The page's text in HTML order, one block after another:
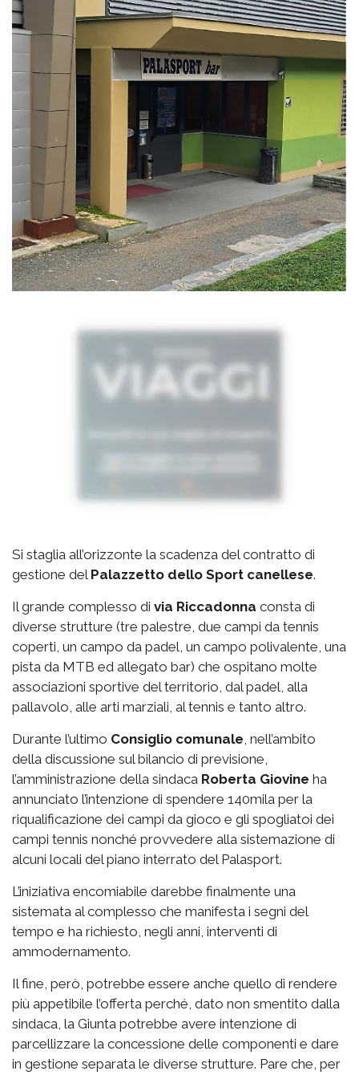
Si staglia all’orizzonte la scadenza del contratto di
gestione del Palazzetto dello Sport canellese.
Il grande complesso di via Riccadonna consta di
diverse strutture (tre palestre, due campi da tennis
coperti, un campo da padel, un campo polivalente, una
pista da MTB ed allegato bar) che ospitano molte
associazioni sportive del territorio, dal padel, alla
pallavolo, alle arti marziali, al tennis e tanto altro.
Durante l’ultimo Consiglio comunale, nell’ambito
della discussione sul bilancio di previsione,
l’amministrazione della sindaca Roberta Giovine ha
annunciato l’intenzione di spendere 140mila per la
riqualificazione dei campi da gioco e gli spogliatoi dei
campi tennis nonché provvedere alla sistemazione di
alcuni locali del piano interrato del Palasport.
L’iniziativa encomiabile darebbe finalmente una
sistemata al complesso che manifesta i segni del
tempo e ha richiesto, negli anni, interventi di
ammodernamento.
Il fine, però, potrebbe essere anche quello di rendere
più appetibile l’offerta perché, dato non smentito dalla
sindaca, la Giunta potrebbe avere intenzione di
parcellizzare la concessione delle componenti e dare
in gestione separata le diverse strutture. Pare che, per